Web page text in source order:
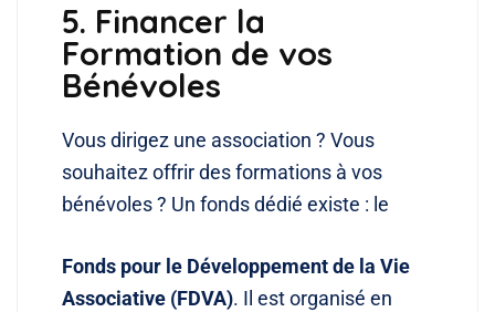
5. Financer la
Formation de vos
Bénévoles
Vous dirigez une association ? Vous
souhaitez offrir des formations à vos
bénévoles ? Un fonds dédié existe : le
Fonds pour le Développement de la Vie
Associative (FDVA). Il est organisé en